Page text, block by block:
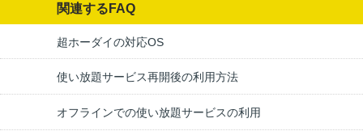
関連するFAQ
超ホーダイの対応OS
使い放題サービス再開後の利用方法
オフラインでの使い放題サービスの利用